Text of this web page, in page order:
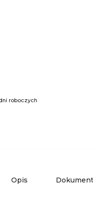
roboczych
Opis Dokumenty